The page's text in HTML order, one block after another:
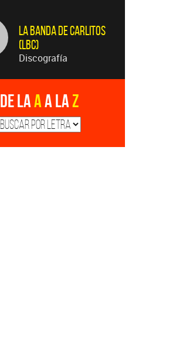
La Banda de Carlitos
(LBC)
Discografía
De laAa laZ